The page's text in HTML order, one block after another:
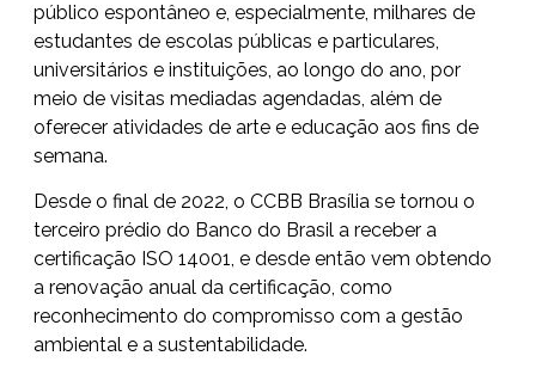
público espontâneo e, especialmente, milhares de
estudantes de escolas públicas e particulares,
universitários e instituições, ao longo do ano, por
meio de visitas mediadas agendadas, além de
oferecer atividades de arte e educação aos fins de
semana.
Desde o final de 2022, o CCBB Brasília se tornou o
terceiro prédio do Banco do Brasil a receber a
certificação ISO 14001, e desde então vem obtendo
a renovação anual da certificação, como
reconhecimento do compromisso com a gestão
ambiental e a sustentabilidade.